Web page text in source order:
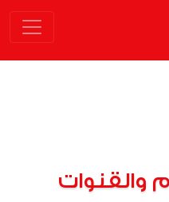
والقنوات